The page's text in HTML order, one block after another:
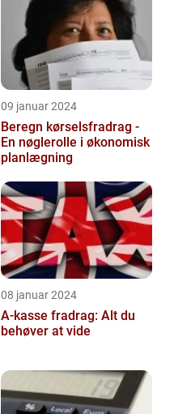
09 januar 2024
Beregn kørselsfradrag -
En nøglerolle i økonomisk
planlægning
08 januar 2024
A-kasse fradrag: Alt du
behøver at vide